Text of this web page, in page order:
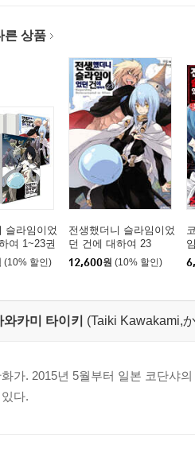
른 상품
슬라임이었
여 1~23권
(10% 할인)
전생했더니 슬라임이었
던 건에 대하여 23
12,600원 (10% 할인)
와카미 타이키 (Taiki Kawakami,
가. 2015년 5월부터 일본 코단샤
다.